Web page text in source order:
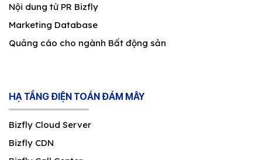
Nội dung từ PR Bizfly
Marketing Database
Quảng cáo cho ngành Bất động sản
HẠ TẦNG ĐIỆN TOÁN ĐÁM MÂY
Bizfly Cloud Server
Bizfly CDN